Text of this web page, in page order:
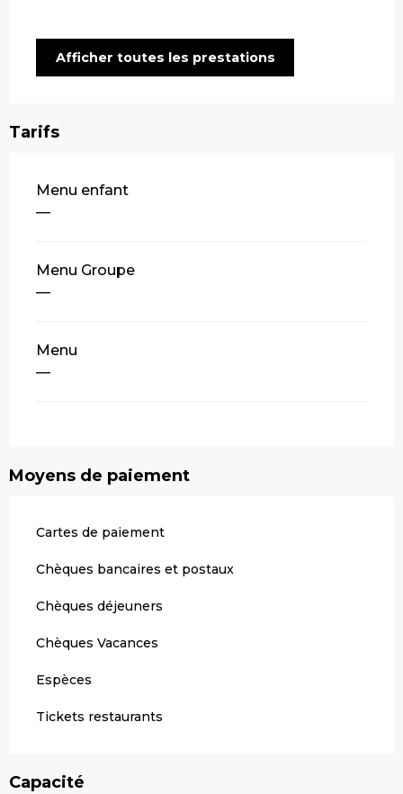
Afficher toutes les prestations
Tarifs
Tarifs 2026
Menu enfant
—
Menu Groupe
—
Menu
—
Moyens de paiement
Cartes de paiement
Chèques bancaires et postaux
Chèques déjeuners
Chèques Vacances
Espèces
Tickets restaurants
Capacité